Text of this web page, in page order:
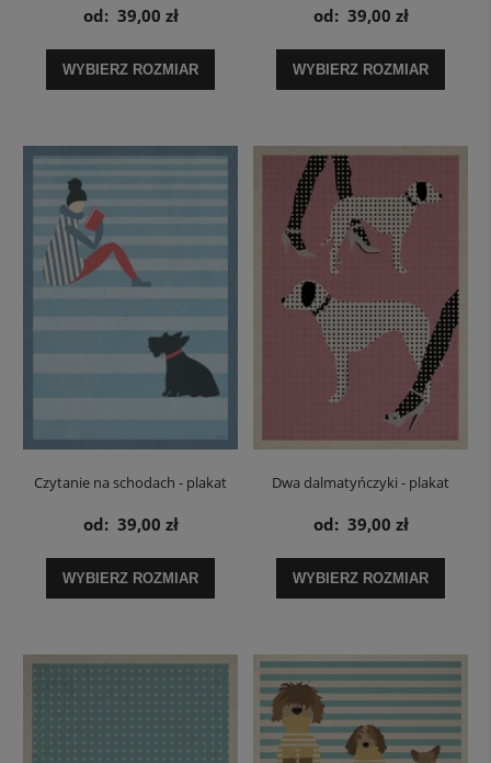
od: 39,00 zł
WYBIERZ ROZMIAR
plakat
od: 39,00 zł
WYBIERZ ROZMIAR
Czytanie na schodach - plakat
od: 39,00 zł
WYBIERZ ROZMIAR
Dwa dalmatyńczyki - plakat
od: 39,00 zł
WYBIERZ ROZMIAR